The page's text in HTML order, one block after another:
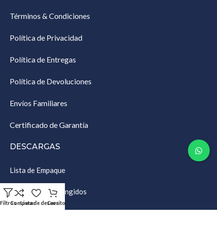
Términos & Condiciones
Política de Privacidad
Política de Entregas
Política de Devoluciones
Envíos Familiares
Certificado de Garantía
DESCARGAS
Lista de Empaque
Productos Restringidos
Preguntas frecuentes sobre exenciones
FiltrosComparar
Lista de deseos
Carrito